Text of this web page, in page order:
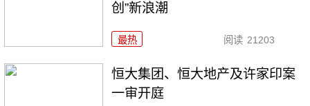
创”新浪潮
最热 阅读 21203
恒大集团、恒大地产及许家印案
一审开庭